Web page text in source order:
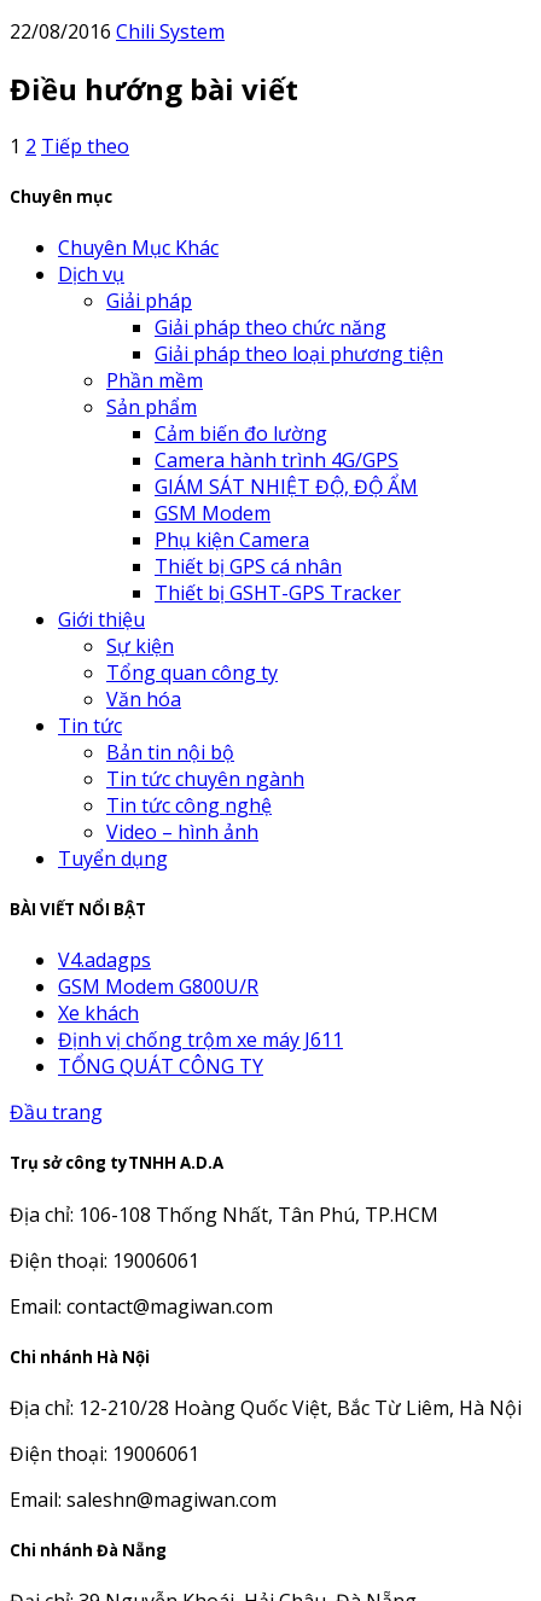
22/08/2016 Chili System
Điều hướng bài viết
1 2 Tiếp theo
Chuyên mục
Chuyên Mục Khác
Dịch vụ
Giải pháp
Giải pháp theo chức năng
Giải pháp theo loại phương tiện
Phần mềm
Sản phẩm
Cảm biến đo lường
Camera hành trình 4G/GPS
GIÁM SÁT NHIỆT ĐỘ, ĐỘ ẨM
GSM Modem
Phụ kiện Camera
Thiết bị GPS cá nhân
Thiết bị GSHT-GPS Tracker
Giới thiệu
Sự kiện
Tổng quan công ty
Văn hóa
Tin tức
Bản tin nội bộ
Tin tức chuyên ngành
Tin tức công nghệ
Video – hình ảnh
Tuyển dụng
BÀI VIẾT NỔI BẬT
V4.adagps
GSM Modem G800U/R
Xe khách
Định vị chống trộm xe máy J611
TỔNG QUÁT CÔNG TY
Đầu trang
Trụ sở công tyTNHH A.D.A
Địa chỉ: 106-108 Thống Nhất, Tân Phú, TP.HCM
Điện thoại: 19006061
Email: contact@magiwan.com
Chi nhánh Hà Nội
Địa chỉ: 12-210/28 Hoàng Quốc Việt, Bắc Từ Liêm, Hà Nội
Điện thoại: 19006061
Email: saleshn@magiwan.com
Chi nhánh Đà Nẵng